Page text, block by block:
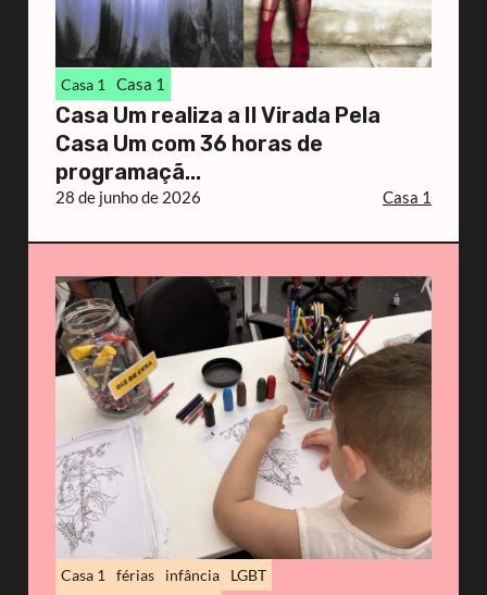
Casa 1 Casa 1
Casa Um realiza a II Virada Pela
Casa Um com 36 horas de
programaçã...
28 de junho de 2026 Casa 1
Casa 1 férias infância LGBT